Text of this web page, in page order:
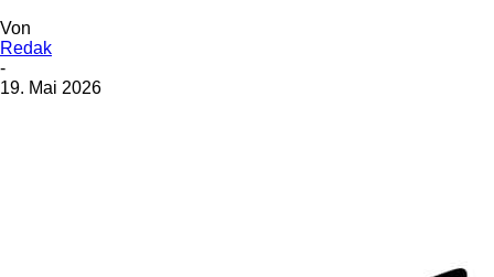
Von
Redak
-
19. Mai 2026